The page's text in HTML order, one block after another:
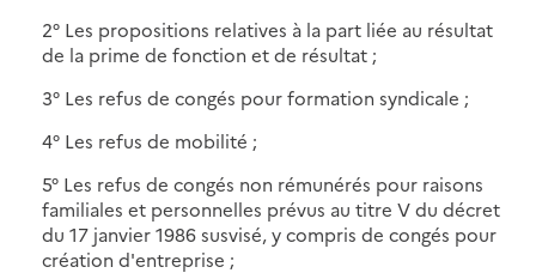
2° Les propositions relatives à la part liée au résultat
de la prime de fonction et de résultat ;
3° Les refus de congés pour formation syndicale ;
4° Les refus de mobilité ;
5° Les refus de congés non rémunérés pour raisons
familiales et personnelles prévus au titre V du décret
du 17 janvier 1986 susvisé, y compris de congés pour
création d'entreprise ;